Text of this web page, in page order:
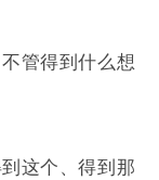
管得到什么想
这个、得到那